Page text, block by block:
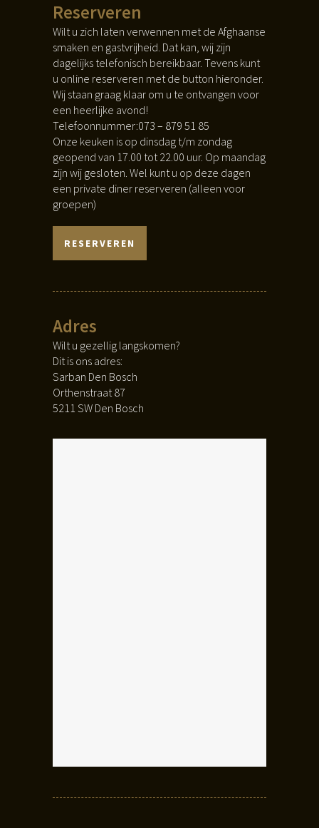
Reserveren
Wilt u zich laten verwennen met de Afghaanse
smaken en gastvrijheid. Dat kan, wij zijn
dagelijks telefonisch bereikbaar. Tevens kunt
u online reserveren met de button hieronder.
Wij staan graag klaar om u te ontvangen voor
een heerlijke avond!
Telefoonnummer:073 – 879 51 85
Onze keuken is op dinsdag t/m zondag
geopend van 17.00 tot 22.00 uur. Op maandag
zijn wij gesloten. Wel kunt u op deze dagen
een private diner reserveren (alleen voor
groepen)
RESERVEREN
Adres
Wilt u gezellig langskomen?
Dit is ons adres:
Sarban Den Bosch
Orthenstraat 87
5211 SW Den Bosch